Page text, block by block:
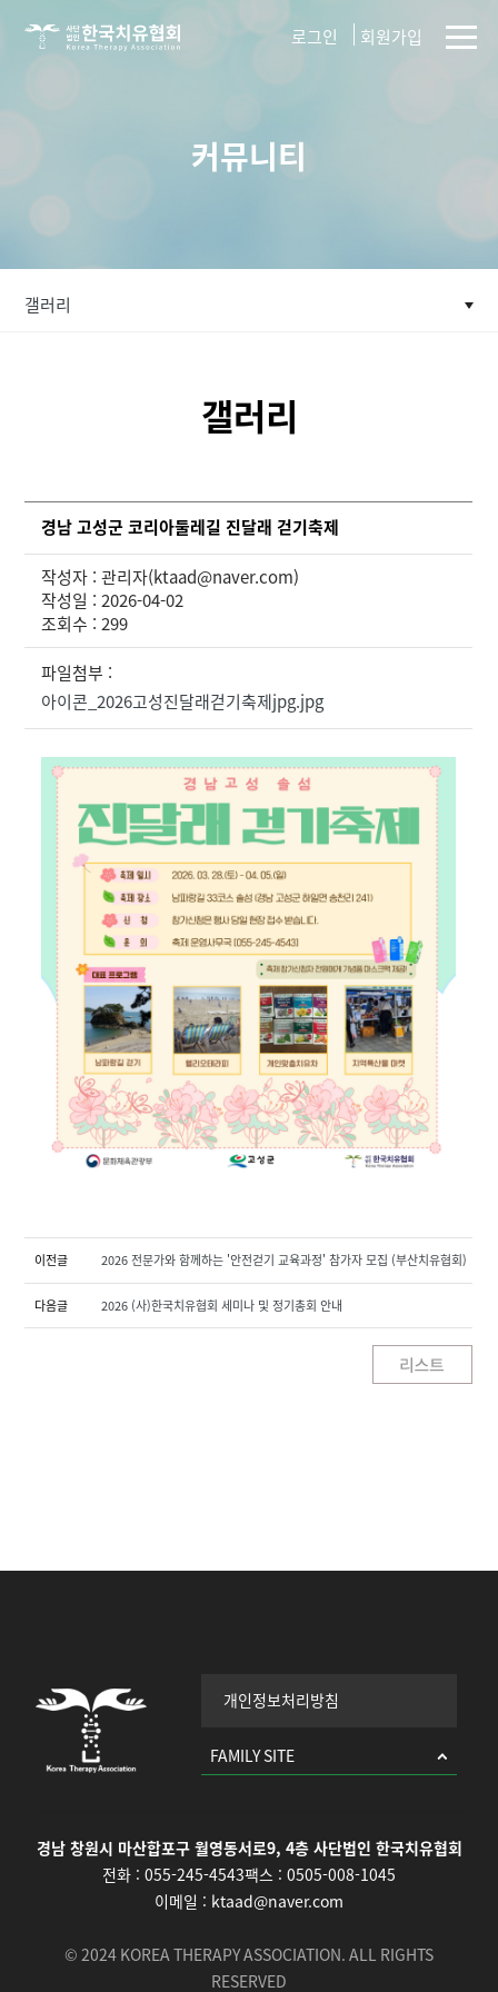
사단법인
로그인 회원가입
커뮤니티
갤러리
갤러리
경남 고성군 코리아둘레길 진달래 걷기축제
작성자 : 관리자(ktaad@naver.com)
작성일 : 2026-04-02
조회수 : 299
파일첨부 :
아이콘_2026고성진달래걷기축제jpg.jpg
이전글 2026 전문가와 함께하는 '안전걷기 교육과정' 참가자 모집 (부산치유협회)
다음글 2026 (사)한국치유협회 세미나 및 정기총회 안내
경남 창원시 마산합포구 월영동서로9, 4층 사단법인 한국치유협회
전화 : 055-245-4543팩스 : 0505-008-1045
이메일 : ktaad@naver.com
© 2024 KOREA THERAPY ASSOCIATION. ALL RIGHTS
RESERVED
개인정보처리방침
FAMILY SITE